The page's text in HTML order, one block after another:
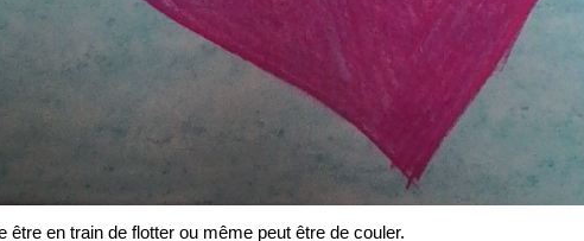
en train de flotter ou même peut être de couler.